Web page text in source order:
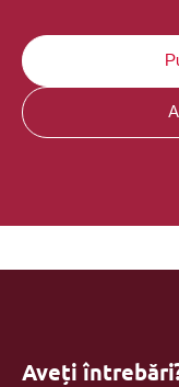
Aveți